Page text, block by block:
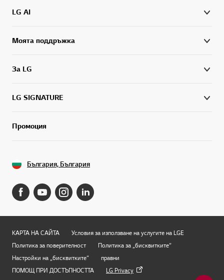
LG AI
Моята поддръжка
За LG
LG SIGNATURE
Промоция
България, България
КАРТА НА САЙТА
Условия за използване на услугите на LGE
Политика за поверителност
Политика за „бисквитките“
Настройки на „бисквитките“
правни
ПОМОЩ ПРИ ДОСТЪПНОСТТА
LG Privacy